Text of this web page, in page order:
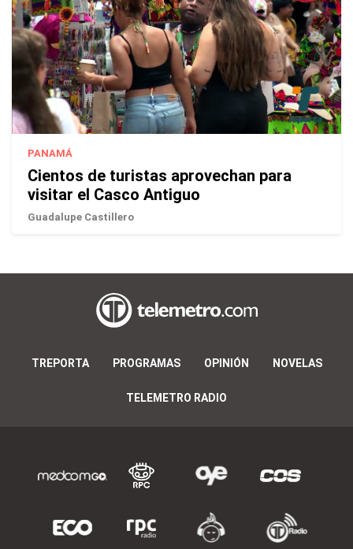
PANAMÁ
Cientos de turistas aprovechan para
visitar el Casco Antiguo
Guadalupe Castillero
TREPORTA PROGRAMAS OPINIÓN NOVELAS
TELEMETRO RADIO